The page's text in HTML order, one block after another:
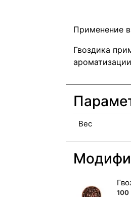
Применение
Гвоздика
Вес
100